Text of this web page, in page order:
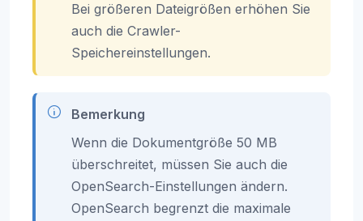
Bei größeren Dateigrößen erhöhen Sie
auch die Crawler-
Speichereinstellungen.
Bemerkung
Wenn die Dokumentgröße 50 MB
überschreitet, müssen Sie auch die
OpenSearch-Einstellungen ändern.
OpenSearch begrenzt die maximale